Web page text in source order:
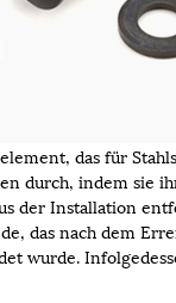
das für
durch, indem
der Installation
das nach dem
wurde.